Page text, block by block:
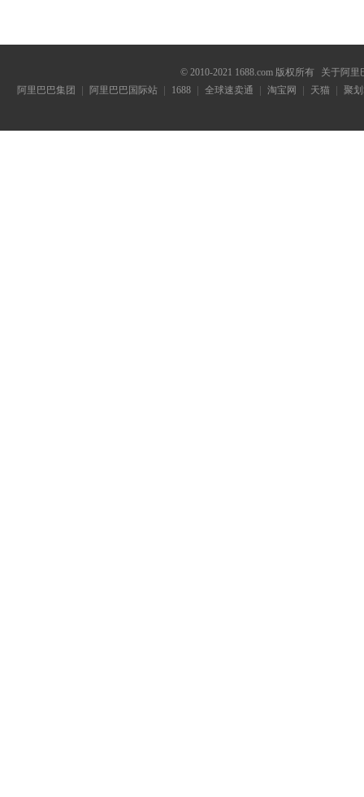
© 2010-2021 1688.com 版权所有
关于阿里
阿里巴巴集团
阿里巴巴国际站 1688 全球速卖通 淘宝网 天猫 聚